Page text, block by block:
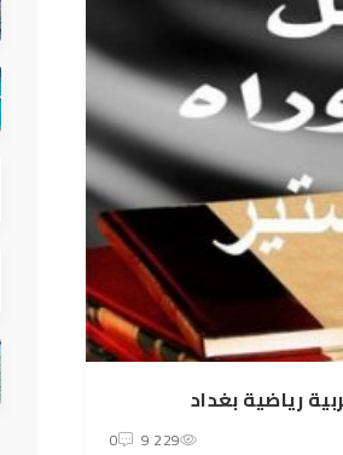
رياضية بغداد
9 229
0